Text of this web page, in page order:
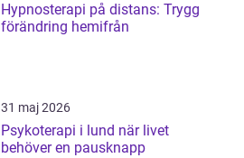
Hypnosterapi på distans: Trygg
förändring hemifrån
31 maj 2026
Psykoterapi i lund när livet
behöver en pausknapp